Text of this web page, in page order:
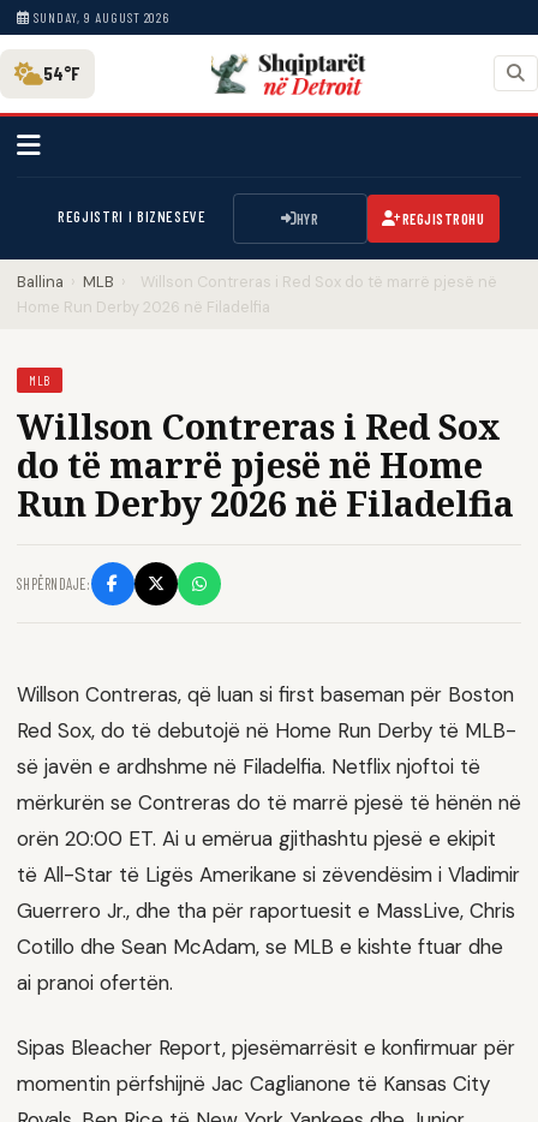
SUNDAY, 9 AUGUST 2026
54°F
REGJISTRI I BIZNESEVE HYR REGJISTROHU
Ballina › MLB ›
Willson Contreras i Red Sox do të marrë pjesë në
Home Run Derby 2026 në Filadelfia
MLB
Willson Contreras i Red Sox
do të marrë pjesë në Home
Run Derby 2026 në Filadelfia
SHPËRNDAJE:
Willson Contreras, që luan si first baseman për Boston
Red Sox, do të debutojë në Home Run Derby të MLB-
së javën e ardhshme në Filadelfia. Netflix njoftoi të
mërkurën se Contreras do të marrë pjesë të hënën në
orën 20:00 ET. Ai u emërua gjithashtu pjesë e ekipit
të All-Star të Ligës Amerikane si zëvendësim i Vladimir
Guerrero Jr., dhe tha për raportuesit e MassLive, Chris
Cotillo dhe Sean McAdam, se MLB e kishte ftuar dhe
ai pranoi ofertën.
Sipas Bleacher Report, pjesëmarrësit e konfirmuar për
momentin përfshijnë Jac Caglianone të Kansas City